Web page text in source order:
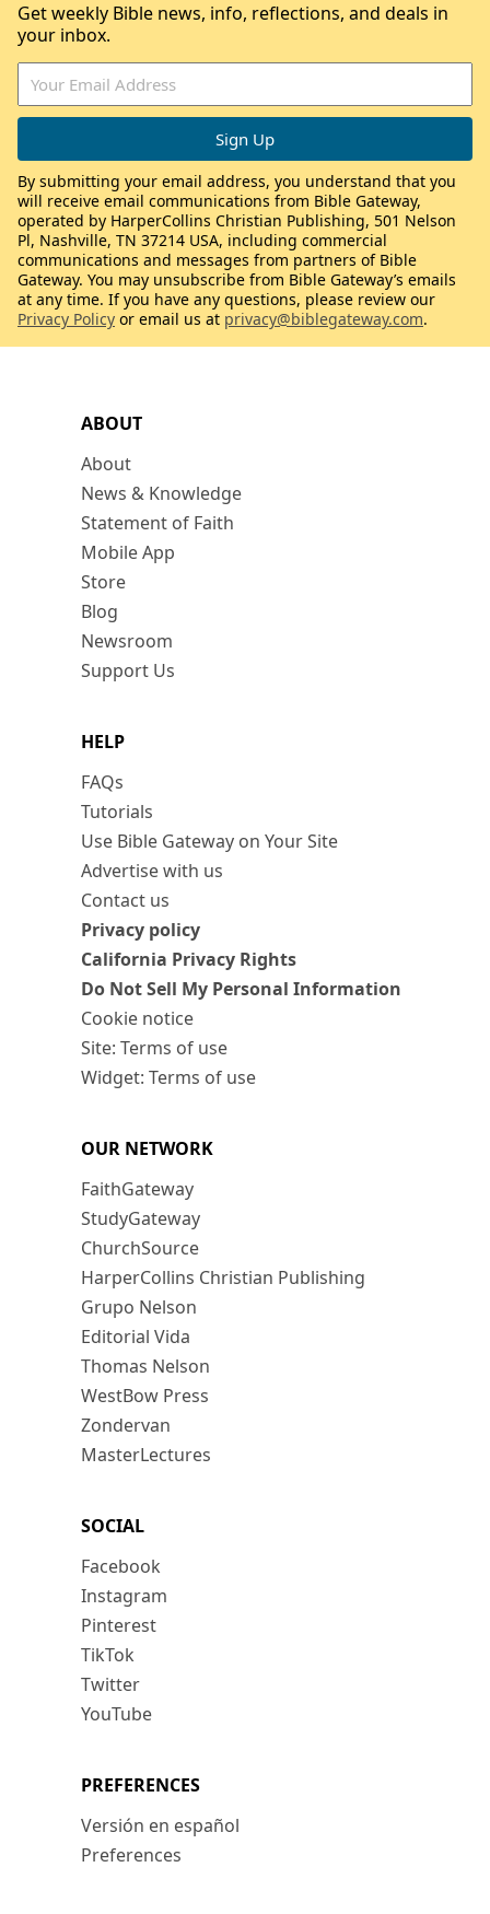
ABOUT
About
News & Knowledge
Statement of Faith
Mobile App
Store
Blog
Newsroom
Support Us
HELP
FAQs
Tutorials
Use Bible Gateway on Your Site
Advertise with us
Contact us
Privacy policy
California Privacy Rights
Do Not Sell My Personal Information
Cookie notice
Site: Terms of use
Widget: Terms of use
OUR NETWORK
FaithGateway
StudyGateway
ChurchSource
HarperCollins Christian Publishing
Grupo Nelson
Editorial Vida
Thomas Nelson
WestBow Press
Zondervan
MasterLectures
SOCIAL
Facebook
Instagram
Pinterest
TikTok
Twitter
YouTube
PREFERENCES
Versión en español
Preferences
Get weekly Bible news, info, reflections, and deals in
your inbox.
By submitting your email address, you understand that you
will receive email communications from Bible Gateway,
operated by HarperCollins Christian Publishing, 501 Nelson
Pl, Nashville, TN 37214 USA, including commercial
communications and messages from partners of Bible
Gateway. You may unsubscribe from Bible Gateway’s emails
at any time. If you have any questions, please review our
Privacy Policy or email us at privacy@biblegateway.com.